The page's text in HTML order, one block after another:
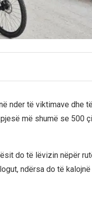
nder të viktimave dhe të
më shumë se 500
do të lëvizin nëpër
ndërsa do të kalojnë